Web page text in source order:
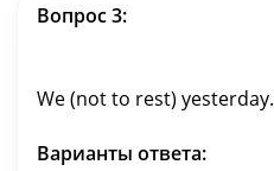
Вопрос 3:
We (not to rest) yesterday.
Варианты ответа: